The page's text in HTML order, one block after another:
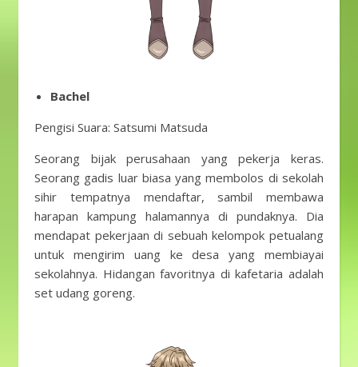
Bachel
Pengisi Suara: Satsumi Matsuda
Seorang bijak perusahaan yang pekerja keras.
Seorang gadis luar biasa yang membolos di sekolah
sihir tempatnya mendaftar, sambil membawa
harapan kampung halamannya di pundaknya. Dia
mendapat pekerjaan di sebuah kelompok petualang
untuk mengirim uang ke desa yang membiayai
sekolahnya. Hidangan favoritnya di kafetaria adalah
set udang goreng.